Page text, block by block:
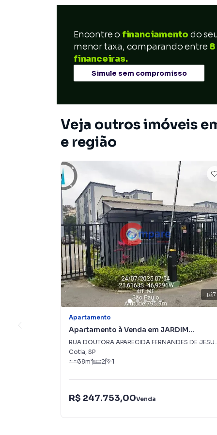
Encontre o financiamento do
menor taxa, comparando entre
financeiras.
Simule sem compromisso
Veja outros imóveis
e região
7
Apartamento
Apartamento à Venda em JARDIM
PETROPOLIS
RUA DOUTORA
Cotia, SP
38m² 2 1
R$ 247.753,00Venda